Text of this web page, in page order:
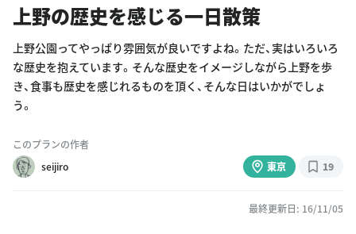
上野の歴史を感じる一日散策
上野公園ってやっぱり雰囲気が良いですよね。ただ、実はいろいろ
な歴史を抱えています。そんな歴史をイメージしながら上野を歩
き、食事も歴史を感じれるものを頂く、そんな日はいかがでしょ
う。
このプランの作者
seijiro
東京 19
最終更新日: 16/11/05